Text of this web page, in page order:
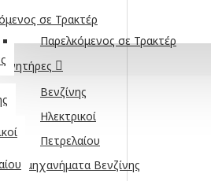
σε Τρακτέρ
Ηλεκτρικοί
Παρελκόμενος σε Τρακτέρ
Κινητήρες
Βενζίνης
Ηλεκτρικοί
Πετρελαίου
Πολυμηχανήματα Βενζίνης